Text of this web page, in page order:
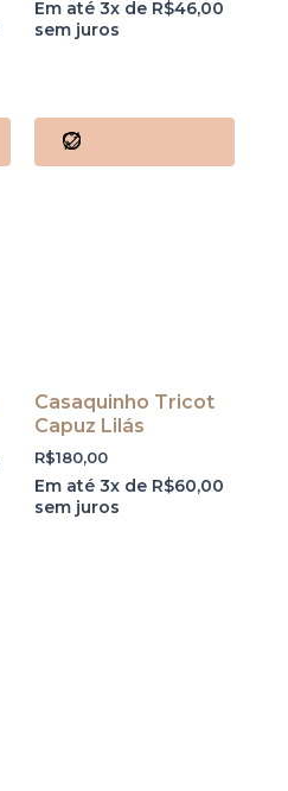
Em até 3x de R$46,00
sem juros
Casaquinho Tricot
Capuz Lilás
R$180,00
Em até 3x de R$60,00
sem juros